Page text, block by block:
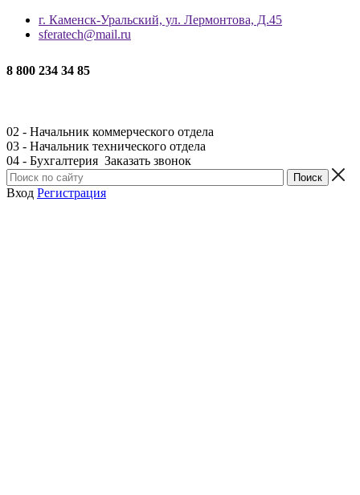
г. Каменск-Уральский, ул. Лермонтова, Д.45
sferatech@mail.ru
8 800 234 34 85
02 - Начальник коммерческого отдела
03 - Начальник технического отдела
04 - Бухгалтерия Заказать звонок
Вход Регистрация